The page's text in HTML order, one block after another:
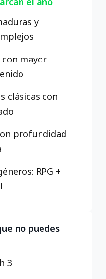
y
mayor
clásicas con
profundidad
RPG +
no puedes
3